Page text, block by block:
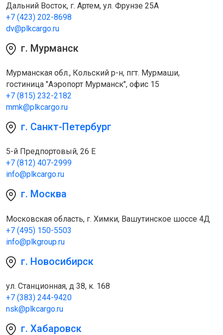
Дальний Восток, г. Артем, ул. Фрунзе 25А
+7 (423) 202-8698
dv@plkcargo.ru
г. Мурманск
Мурманская обл., Кольский р-н, пгт. Мурмаши,
гостиница "Аэропорт Мурманск", офис 15
+7 (815) 232-2182
mmk@plkcargo.ru
г. Санкт-Петербург
5-й Предпортовый, 26 Е
+7 (812) 407-2999
info@plkcargo.ru
г. Москва
Московская область, г. Химки, Вашутинское шоссе 4Д
+7 (495) 150-5503
info@plkgroup.ru
г. Новосибирск
ул. Станционная, д 38, к. 168
+7 (383) 244-9420
nsk@plkcargo.ru
г. Хабаровск